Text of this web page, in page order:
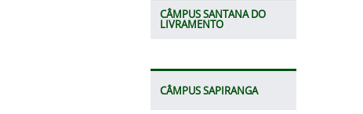
CÂMPUS SANTANA DO
LIVRAMENTO
CÂMPUS SAPIRANGA